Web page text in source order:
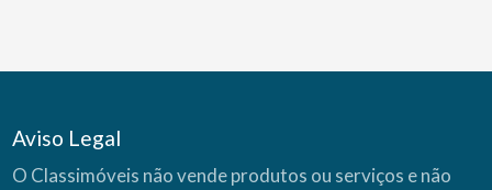
Aviso Legal
O Classimóveis não vende produtos ou serviços e não